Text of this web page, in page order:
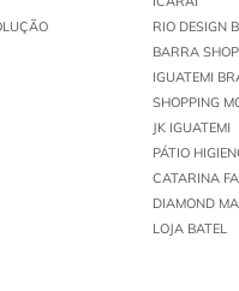
RIO DESIGN
BARRA
IGUATEMI
SHOPPING
JK IGUATEMI
PÁTIO
CATARINA
DIAMOND
LOJA BATEL